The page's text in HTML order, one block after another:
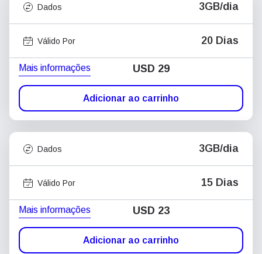
Dados 3GB/dia
Válido Por 20 Dias
Mais informações USD 29
Adicionar ao carrinho
Dados 3GB/dia
Válido Por 15 Dias
Mais informações USD 23
Adicionar ao carrinho